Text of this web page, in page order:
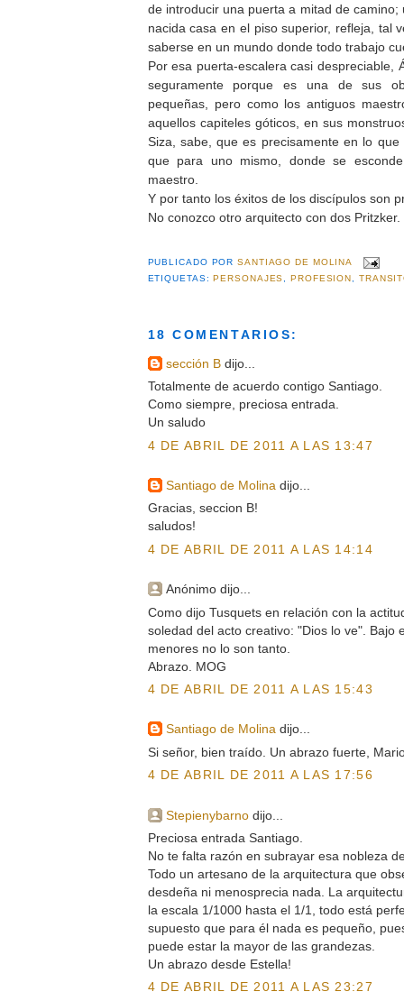
de introducir una puerta a mitad de
nacida casa en el piso superior, refleja, tal
saberse en un mundo donde todo trabajo
Por esa puerta-escalera casi despreciable,
seguramente porque es una de sus
pequeñas, pero como los antiguos
aquellos capiteles góticos, en sus
Siza, sabe, que es precisamente en lo
que para uno mismo, donde se
maestro.
Y por tanto los éxitos de los discípulos son
No conozco otro arquitecto con dos Pritzker.
PUBLICADO PORSANTIAGO DE MOLINA
ETIQUETAS:PERSONAJES,PROFESION,
18 COMENTARIOS:
sección Bdijo...
Totalmente de acuerdo contigo Santiago.
Como siempre, preciosa entrada.
Un saludo
4 DE ABRIL DE 2011 A LAS 13:47
Santiago de Molina dijo...
Gracias, seccion B!
saludos!
4 DE ABRIL DE 2011 A LAS 14:14
Anónimo dijo...
Como dijo Tusquets en relación con la
soledad del acto creativo: "Dios lo ve". Bajo
menores no lo son tanto.
Abrazo. MOG
4 DE ABRIL DE 2011 A LAS 15:43
Santiago de Molinadijo...
Si señor, bien traído. Un abrazo fuerte,
4 DE ABRIL DE 2011 A LAS 17:56
Stepienybarnodijo...
Preciosa entrada Santiago.
No te falta razón en subrayar esa nobleza
Todo un artesano de la arquitectura que
desdeña ni menosprecia nada. La
la escala 1/1000 hasta el 1/1, todo está
supuesto que para él nada es pequeño,
puede estar la mayor de las grandezas.
Un abrazo desde Estella!
4 DE ABRIL DE 2011 A LAS 23:27